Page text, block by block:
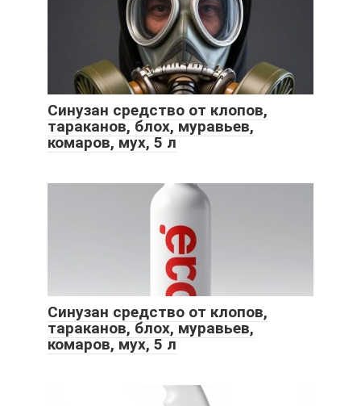
Синузан средство от клопов,
тараканов, блох, муравьев,
комаров, мух, 5 л
Синузан средство от клопов,
тараканов, блох, муравьев,
комаров, мух, 5 л